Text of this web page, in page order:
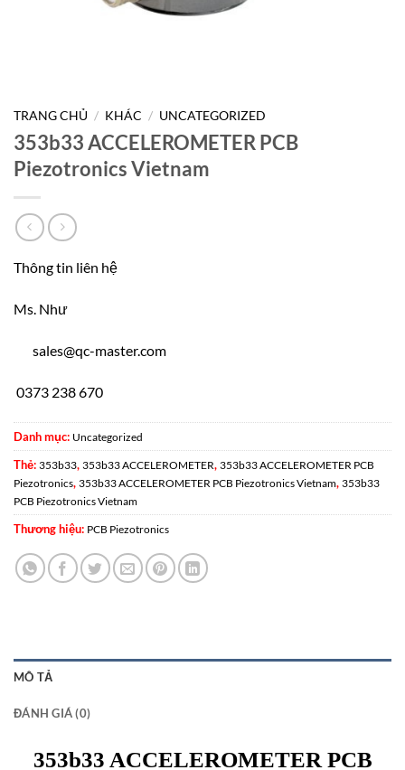
TRANG CHỦ / KHÁC / UNCATEGORIZED
353b33 ACCELEROMETER PCB
Piezotronics Vietnam
Thông tin liên hệ
Ms. Như
sales@qc-master.com
0373 238 670
Danh mục: Uncategorized
Thẻ: 353b33, 353b33 ACCELEROMETER, 353b33 ACCELEROMETER PCB
Piezotronics, 353b33 ACCELEROMETER PCB Piezotronics Vietnam, 353b33
PCB Piezotronics Vietnam
Thương hiệu: PCB Piezotronics
MÔ TẢ
ĐÁNH GIÁ (0)
353b33 ACCELEROMETER PCB